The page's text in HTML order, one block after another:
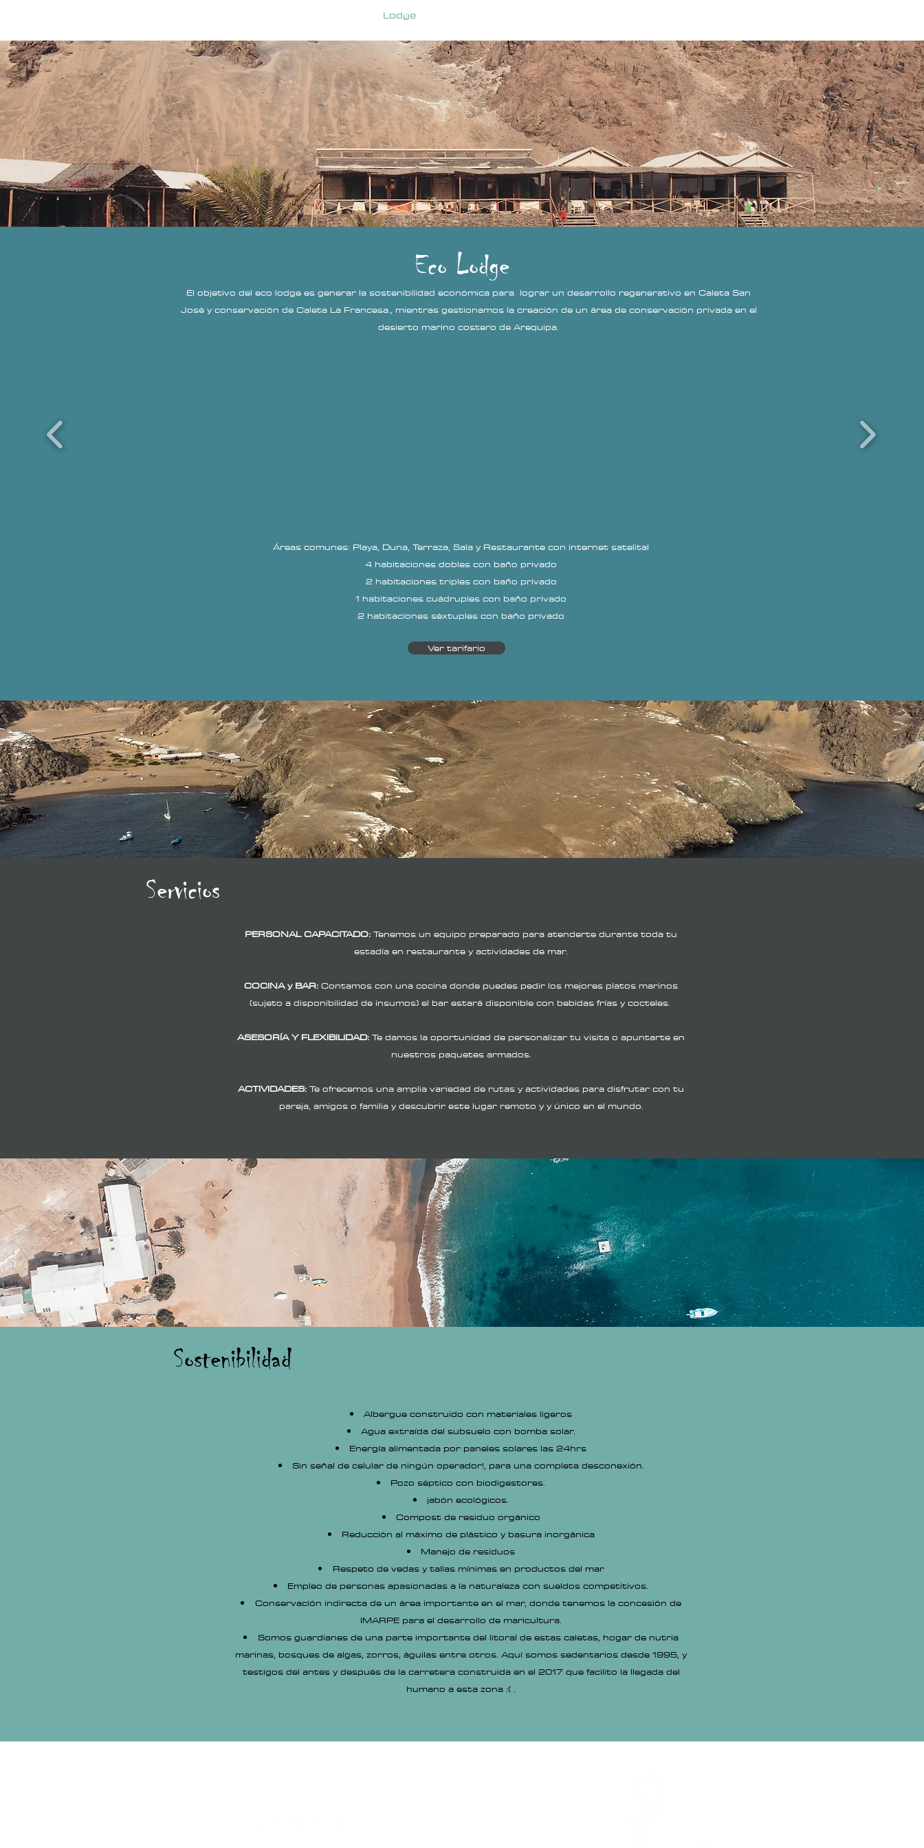
Lodge
Eco Lodge
El objetivo del eco lodge es generar la sostenibilidad económica para lograr un desarrollo regenerativo en Caleta San
José y conservación de Caleta La Francesa., mientras gestionamos la creación de un área de conservación privada en el
desierto marino costero de Arequipa.
Áreascomunes: Playa, Duna, Terraza, Sala y Restaurante con internet satelital
4 habitaciones dobles con baño privado
2 habitaciones triples con baño privado
1 habitaciones cuádruples con baño privado
2 habitaciones séxtuples con baño privado
Ver tarifario
Servicios
PERSONAL CAPACITADO:Tenemos un equipo preparado para atenderte durante toda tu
estadía en restaurante y actividades de mar.
COCINA y BAR:Contamos con una cocina donde puedes pedir los mejores platos marinos
(sujeto a disponibilidad de insumos) el bar estará disponible con bebidas frías y cocteles.
ASESORÍA Y FLEXIBILIDAD:Te damos la oportunidad de personalizar tu visita o apuntarte en
nuestros paquetes armados.
ACTIVIDADES:Te ofrecemos una amplia variedad de rutas y actividades para disfrutar con tu
pareja, amigos o familia y descubrir este lugar remoto y y único en el mundo.
Sostenibilidad
Albergue construido con materiales ligeros
Agua extraída del subsuelo con bomba solar.
Energía alimentada por paneles solares las 24hrs
Sin señal de celular de ningún operador!, para una completa desconexión.
Pozo séptico con biodigestores.
jabón ecológicos.
Compost de residuo orgánico
Reducción al máximo de plástico y basura inorgánica
Manejo de residuos
Respeto de vedas y tallas mínimas en productos del mar
Empleo de personas apasionadas a la naturaleza con sueldos competitivos.
Conservación indirecta de un área importante en el mar, donde tenemos la concesión de
IMARPE para el desarrollo de maricultura.
Somos guardianes de una parte importante del litoral de estas caletas, hogar de nutria
marinas, bosques de algas, zorros, águilas entre otros. Aquí somos sedentarios desde 1995, y
testigos del antes y después de la carretera construida en el 2017 que facilito la llegada del
humano a esta zona :( .